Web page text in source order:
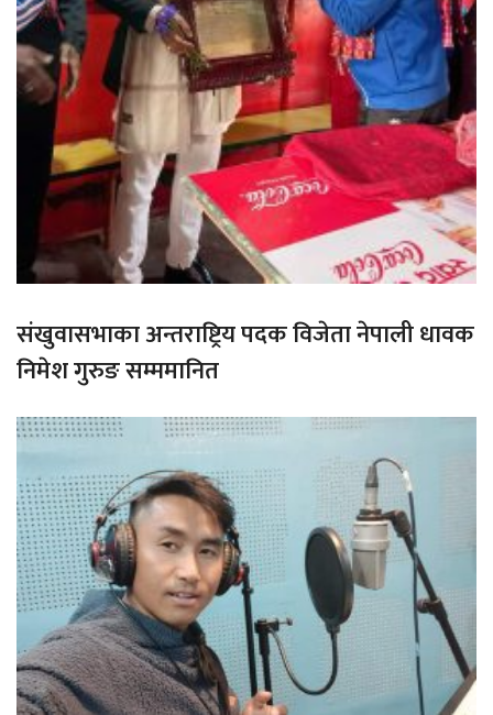
संखुवासभाका अन्तराष्ट्रिय पदक विजेता नेपाली धावक
निमेश गुरुङ सम्ममानित